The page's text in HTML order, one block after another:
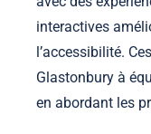
interactives
l’accessibilité.
Glastonbury à
en abordant les